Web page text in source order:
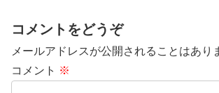
コメントをどうぞ
メールアドレスが公開されることはあり
コメント ※